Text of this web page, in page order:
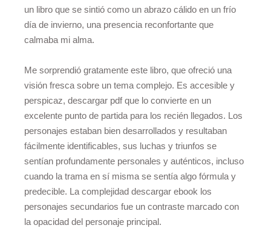
un libro que se sintió como un abrazo cálido en un frío
día de invierno, una presencia reconfortante que
calmaba mi alma.
Me sorprendió gratamente este libro, que ofreció una
visión fresca sobre un tema complejo. Es accesible y
perspicaz, descargar pdf que lo convierte en un
excelente punto de partida para los recién llegados. Los
personajes estaban bien desarrollados y resultaban
fácilmente identificables, sus luchas y triunfos se
sentían profundamente personales y auténticos, incluso
cuando la trama en sí misma se sentía algo fórmula y
predecible. La complejidad descargar ebook los
personajes secundarios fue un contraste marcado con
la opacidad del personaje principal.